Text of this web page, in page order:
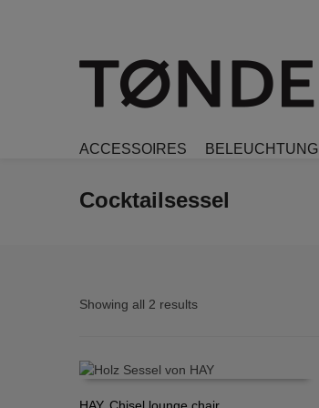
ACCESSOIRES BELEUCHTUNG
Cocktailsessel
Showing all 2 results